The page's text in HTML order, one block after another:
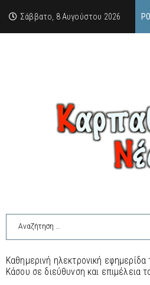
Σάββατο, 8 Αυγούστου 2026
Καθημερινή ηλεκτρονική
Κάσου σε διεύθυνση και